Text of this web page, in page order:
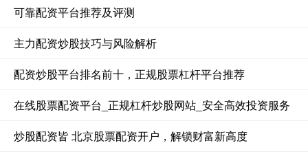
可靠配资平台推荐及评测
主力配资炒股技巧与风险解析
配资炒股平台排名前十，正规股票杠杆平台推荐
在线股票配资平台_正规杠杆炒股网站_安全高效投资服务
炒股配资皆 北京股票配资开户，解锁财富新高度